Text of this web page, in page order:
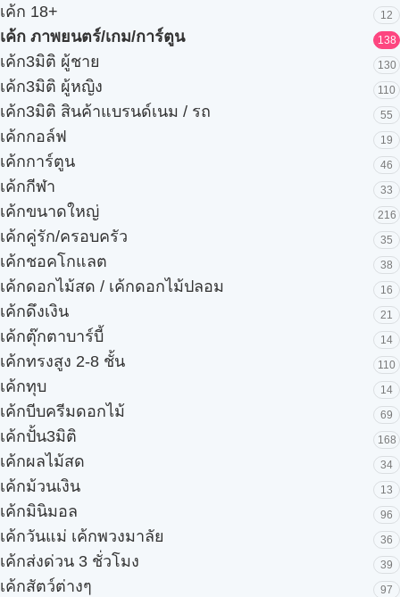
เค้ก 18+ 12
เค้ก ภาพยนตร์/เกม/การ์ตูน 138
เค้ก3มิติ ผู้ชาย 130
เค้ก3มิติ ผู้หญิง 110
เค้ก3มิติ สินค้าแบรนด์เนม / รถ 55
เค้กกอล์ฟ 19
เค้กการ์ตูน 46
เค้กกีฬา 33
เค้กขนาดใหญ่ 216
เค้กคู่รัก/ครอบครัว 35
เค้กชอคโกแลต 38
เค้กดอกไม้สด / เค้กดอกไม้ปลอม 16
เค้กดึงเงิน 21
เค้กตุ๊กตาบาร์บี้ 14
เค้กทรงสูง 2-8 ชั้น 110
เค้กทุบ 14
เค้กบีบครีมดอกไม้ 69
เค้กปั้น3มิติ 168
เค้กผลไม้สด 34
เค้กม้วนเงิน 13
เค้กมินิมอล 96
เค้กวันแม่ เค้กพวงมาลัย 36
เค้กส่งด่วน 3 ชั่วโมง 39
เค้กสัตว์ต่างๆ 97